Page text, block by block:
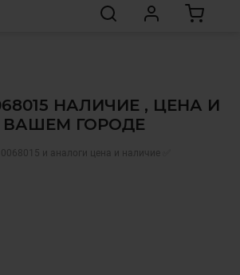
НАЛИЧИЕ , ЦЕНА И
ГОРОДЕ
и аналоги цена и наличие ✅